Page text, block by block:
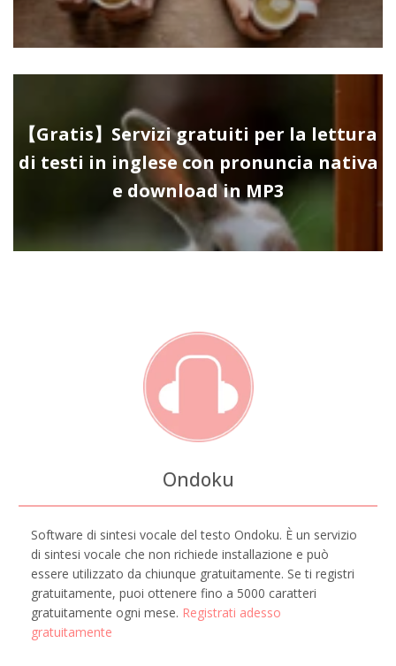
【Gratis】Servizi gratuiti per la lettura
di testi in inglese con pronuncia nativa
e download in MP3
Ondoku
Software di sintesi vocale del testo Ondoku. È un servizio
di sintesi vocale che non richiede installazione e può
essere utilizzato da chiunque gratuitamente. Se ti registri
gratuitamente, puoi ottenere fino a 5000 caratteri
gratuitamente ogni mese. Registrati adesso
gratuitamente